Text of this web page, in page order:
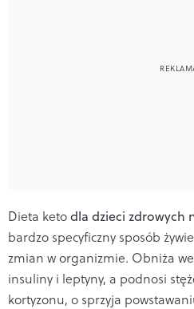
Dieta ketodla dzieci zdrowych
bardzo specyficzny sposób
zmian w organizmie. Obniża
insuliny i leptyny, a podnosi
kortyzonu, o sprzyja